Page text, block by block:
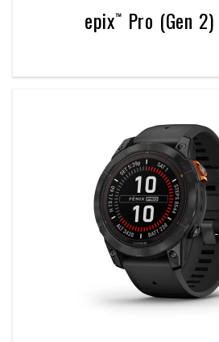
epix™ Pro (Gen